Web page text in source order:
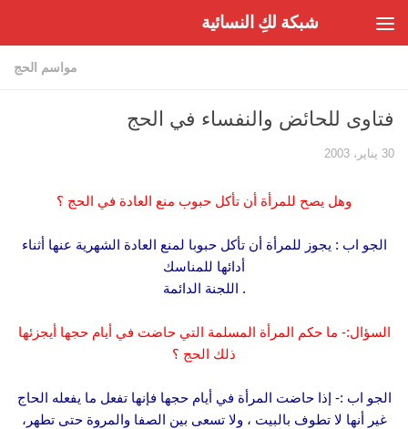
شبكة لكِ النسائية
مواسم الحج
فتاوى للحائض والنفساء في الحج
30 يناير، 2003
وهل يصح للمرأة أن تأكل حبوب منع العادة في الحج ؟
الجو اب : يجوز للمرأة أن تأكل حبوبا لمنع العادة الشهرية عنها أثناء
أدائها للمناسك
. اللجنة الدائمة
السؤال:- ما حكم المرأة المسلمة التي حاضت في أيام حجها أيجزئها
ذلك الحج ؟
الجو اب :- إذا حاضت المرأة في أيام حجها فإنها تفعل ما يفعله الحاج
غير أنها لا تطوف بالبيت ، ولا تسعى بين الصفا والمروة حتى تطهر،